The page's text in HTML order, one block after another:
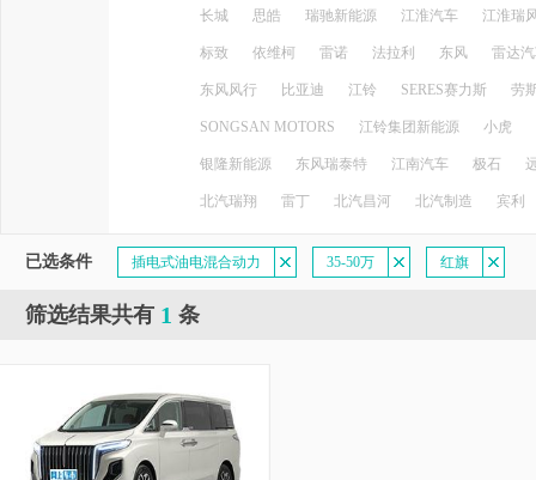
长城 思皓 瑞驰新能源 江淮汽车 江淮瑞
标致 依维柯 雷诺 法拉利 东风 雷达
东风风行 比亚迪 江铃 SERES赛力斯 劳
SONGSAN MOTORS 江铃集团新能源 小虎
银隆新能源 东风瑞泰特 江南汽车 极石
北汽瑞翔 雷丁 北汽昌河 北汽制造 宾利
已选条件 插电式油电混合动力 35-50万 红旗
筛选结果共有 1 条